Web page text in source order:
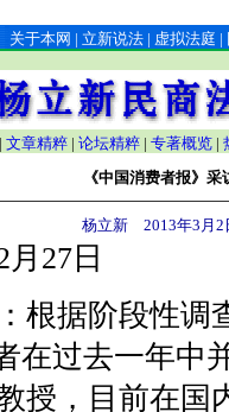
关于本网 | 立新说法 | 虚拟法庭 |
| 文章精粹| 论坛精粹| 专著概览|
《中国消费者报》采
杨立新 2013年3月2
27日
据阶段性调
在过去一年中
授，目前在国